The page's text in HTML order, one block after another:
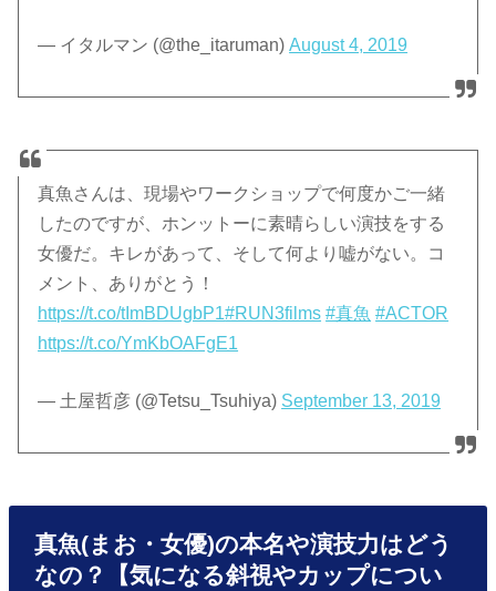
— イタルマン (@the_itaruman)August 4, 2019
真魚さんは、現場やワークショップで何度かご一緒
したのですが、ホンットーに素晴らしい演技をする
女優だ。キレがあって、そして何より嘘がない。コ
メント、ありがとう！
https://t.co/tImBDUgbP1#RUN3films #真魚 #ACTOR
https://t.co/YmKbOAFgE1
— 土屋哲彦 (@Tetsu_Tsuhiya) September 13, 2019
真魚(まお・女優)の本名や演技力はどう
なの？【気になる斜視やカップについ